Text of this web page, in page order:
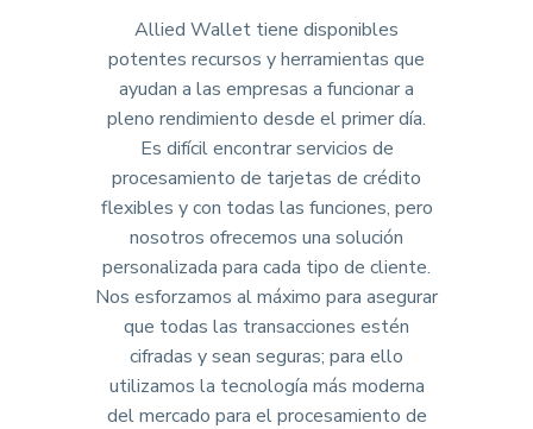
Allied Wallet tiene disponibles
potentes recursos y herramientas que
ayudan a las empresas a funcionar a
pleno rendimiento desde el primer día.
Es difícil encontrar servicios de
procesamiento de tarjetas de crédito
flexibles y con todas las funciones, pero
nosotros ofrecemos una solución
personalizada para cada tipo de cliente.
Nos esforzamos al máximo para asegurar
que todas las transacciones estén
cifradas y sean seguras; para ello
utilizamos la tecnología más moderna
del mercado para el procesamiento de